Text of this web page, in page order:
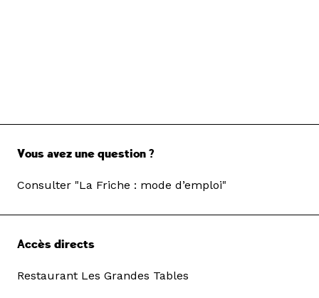
Vous avez une question ?
Consulter "La Friche : mode d’emploi"
Accès directs
Restaurant Les Grandes Tables